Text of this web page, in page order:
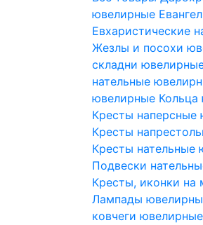
ювелирные
Евхаристические
Жезлы и посохи
складни
нательные
ювелирные
Кресты наперсные
Кресты
Кресты нательные
Подвески
Кресты, иконки
Лампады
ковчеги ювелирные